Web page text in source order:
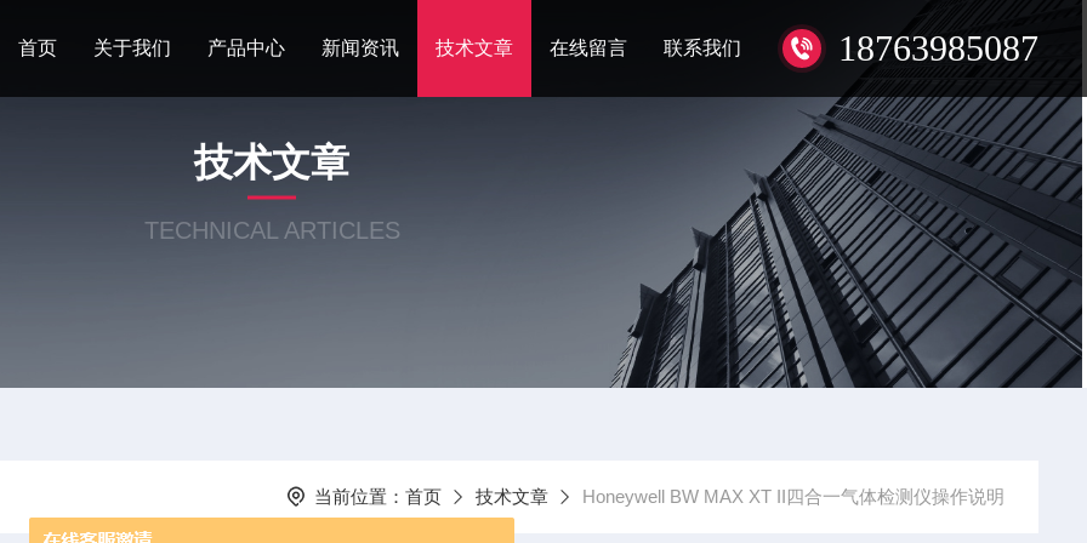
18763985087
首页 关于我们 产品中心 新闻资讯 技术文章 在线留言 联系我们
技术文章
TECHNICAL ARTICLES
当前位置： 首页 技术文章 Honeywell BW MAX XT II四合一气体检测仪操作说明